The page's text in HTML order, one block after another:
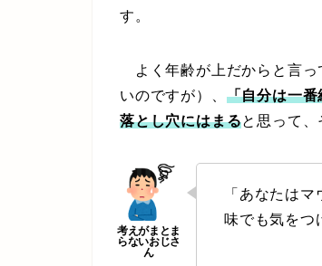
す。
よく年齢が上だからと言っ
いのですが）、 「自分は一
落とし穴にはまると思って、
「あなたは
味でも気をつ